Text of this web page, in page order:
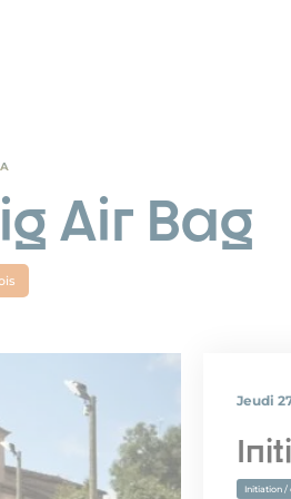
Air Bag
Jeudi
Initiation /